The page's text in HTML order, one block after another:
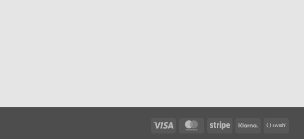
Visa MasterCardStripe Klarna